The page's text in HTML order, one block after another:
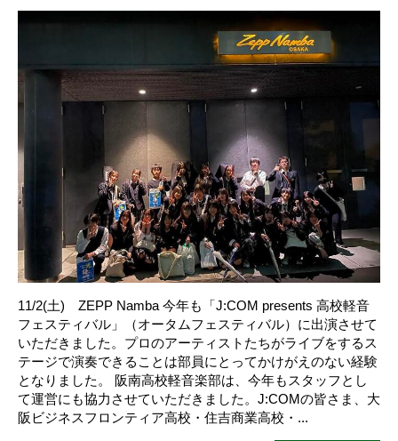
11/2(土) ZEPP Namba 今年も「J:COM presents 高校軽音
フェスティバル」（オータムフェスティバル）に出演させて
いただきました。プロのアーティストたちがライブをするス
テージで演奏できることは部員にとってかけがえのない経験
となりました。 阪南高校軽音楽部は、今年もスタッフとし
て運営にも協力させていただきました。J:COMの皆さま、大
阪ビジネスフロンティア高校・住吉商業高校・...